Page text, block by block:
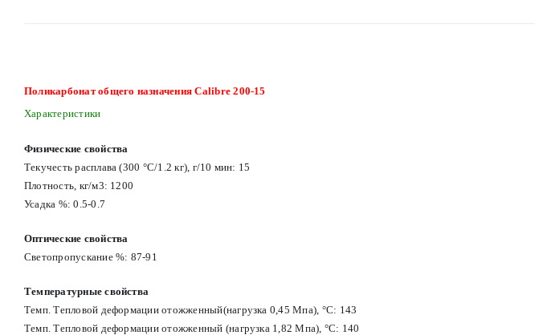
Поликарбонат общего назначения Calibre 200-15
Характеристики
Физические свойства
Текучесть расплава (300 °C/1.2 кг), г/10 мин: 15
Плотность, кг/м3: 1200
Усадка %: 0.5-0.7
Оптические свойства
Светопропускание %: 87-91
Температурные свойства
Темп. Тепловой деформации отожженный(нагрузка 0,45 Мпа), °C: 143
Темп. Тепловой деформации отожженный (нагрузка 1,82 Мпа), °С: 140